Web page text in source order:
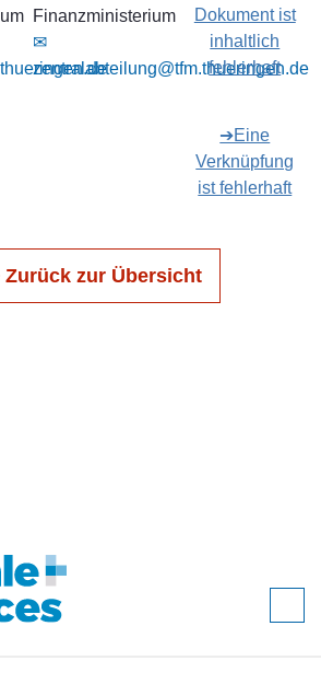
Finanzministerium
✉
zentralabteilung@tfm.thueringen.de
Dokument ist
inhaltlich
fehlerhaft
➔Eine
Verknüpfung
ist fehlerhaft
zur Übersicht